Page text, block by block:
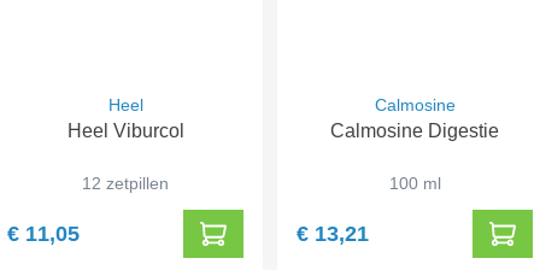
Heel
Heel Viburcol
12 zetpillen
€ 11,05
Calmosine
Calmosine Digestie
100 ml
€ 13,21